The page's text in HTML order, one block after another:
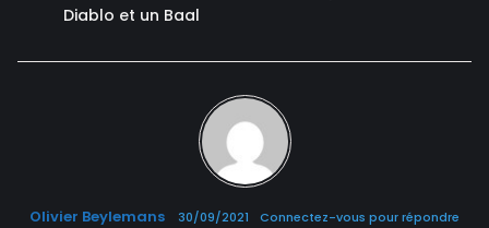
Diablo et un Baal
Olivier Beylemans 30/09/2021 Connectez-vous pour répondre